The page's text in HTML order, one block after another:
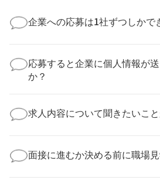
企業への応募は1社ずつしかで
実際に医療キャリアナビを利用
の多くは、複数応募して自分に
います。
応募すると企業に個人情報が
か？
業様に個人情報が送られること
より詳細な求人情報をご確認い
求人内容について聞きたいこ
してお答えいたします。
勤務体制や職場の雰囲気、研修
面接に進むか決める前に職場